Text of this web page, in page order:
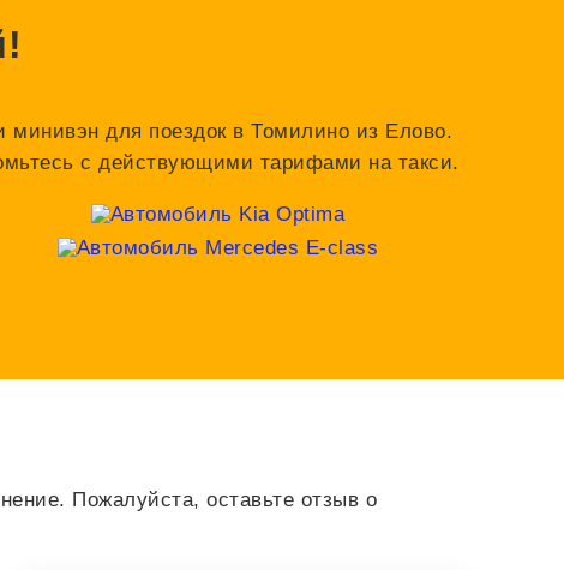
минивэн для поездок в Томилино из Елово.
с действующими тарифами на такси.
Пожалуйста, оставьте отзыв о